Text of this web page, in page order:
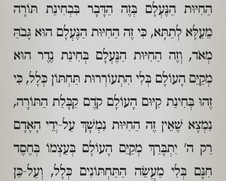
הַחִיּוּת הַנֶּעְלָם בְּזֶה הַדָּבָר בִּבְחִינַת תּוֹרָה
מֵעֵלָּא לְתַתָּא, כִּי זֶה הַחִיּוּת הַנֶּעְלָם הוּא גָּבֹהַּ
מְאֹד, וְזֶה הַחִיּוּת הַנֶּעְלָם בְּחִינַת נֶדֶר הוּא
מְקַיֵּם הָעוֹלָם בְּלִי הִתְעוֹרְרוּת תַּחְתּוֹן כְּלָל, כִּי
זֶהוּ בְּחִינַת קִיּוּם הָעוֹלָם קֹדֶם קַבָּלַת הַתּוֹרָה,
נִמְצָא שֶׁאֵין זֶה הַחִיּוּת נִמְשָׁךְ עַל-יְדֵי הָאָדָם
רַק ה' יִתְבָּרַךְ מְקַיֵּם הָעוֹלָם בְּעַצְמוֹ בְּחֶסֶד
חִנָּם בְּלִי מַעֲשֵׂה הַתַּחְתּוֹנִים כְּלָל, וְעַל-כֵּן